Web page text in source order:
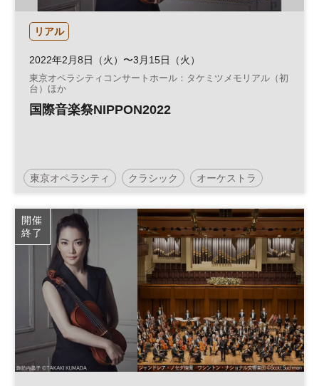
リアル
2022年2月8日（火）〜3月15日（火）
東京オペラシティコンサートホール：タケミツメモリアル（初
台）ほか
国際音楽祭NIPPON2022
東京オペラシティ クラシック オーケストラ
ヴァイオリン
コンサート
開催
終了